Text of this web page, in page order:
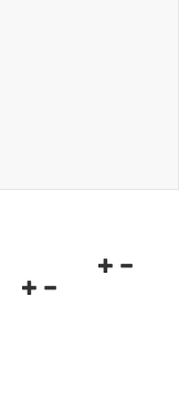
Navigationsmenü